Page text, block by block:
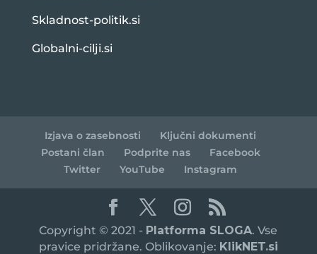
Skladnost-politik.si
Globalni-cilji.si
Izjava o zasebnosti
Ključni dokumenti
Postani član
Podprite nas
Facebook
Twitter
YouTube Instagram
Copyright © 2021 - Platforma SLOGA. Vse
pravice pridržane. Oblikovanje: KlikNET.si